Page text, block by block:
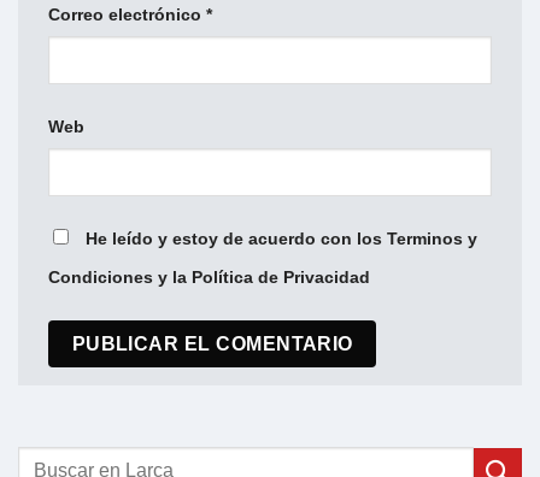
Correo electrónico *
Web
He leído y estoy de acuerdo con los Terminos y
Condiciones y la Política de Privacidad